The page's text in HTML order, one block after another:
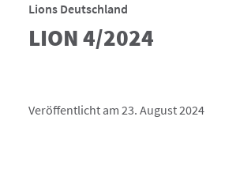
Lions Deutschland
LION 4/2024
Veröffentlicht am 23. August 2024